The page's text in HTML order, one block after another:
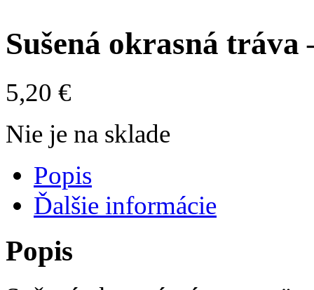
Sušená okrasná tráva
5,20 €
Nie je na sklade
Popis
Ďalšie informácie
Popis